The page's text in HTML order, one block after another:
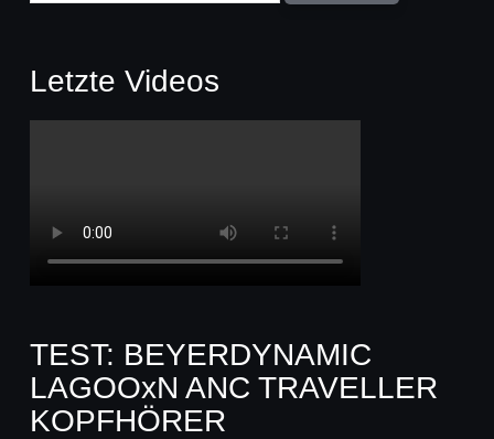
Letzte Videos
TEST: BEYERDYNAMIC
LAGOOxN ANC TRAVELLER
KOPFHÖRER